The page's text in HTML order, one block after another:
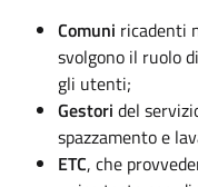
Comuni ricadenti
svolgono il ruolo
gli utenti;
Gestori del
spazzamento e
ETC, che